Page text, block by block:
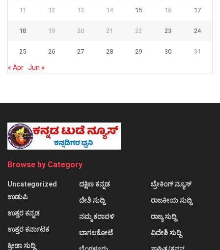
11 12 13 14 15 16 17
18 19 20 21 22 23 24
25 26 27 28 29 30 31
« Apr Jun »
Browse by Category
Uncategorized
ಉಡುಪಿ
ಉತ್ತರ ಕನ್ನಡ
ಉತ್ತರ ಕರ್ನಾಟಕ
ಕ್ರೀಡಾ ಸುದ್ದಿ
ದಕ್ಷಿಣ ಕನ್ನಡ
ದೇಶಿ ಸುದ್ದಿ
ನಮ್ಮ ಕರಾವಳಿ
ಬಾಗಲಕೋಟೆ
ಬ್ರೇಕಿಂಗ್ ನ್ಯೂಸ್
ರಾಜಕೀಯ ಸುದ್ದಿ
ರಾಜ್ಯ ಸುದ್ದಿ
ವಿದೇಶಿ ಸುದ್ದಿ